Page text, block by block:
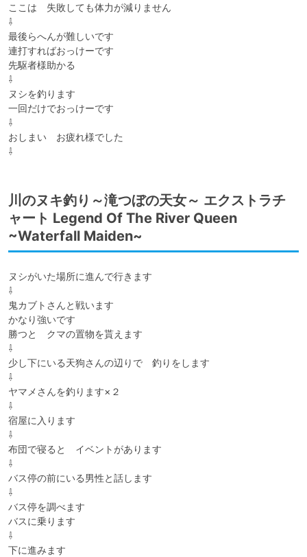
ここは　失敗しても体力が減りません
⇩
最後らへんが難しいです
連打すればおっけーです
先駆者様助かる
⇩
ヌシを釣ります
一回だけでおっけーです
⇩
おしまい　お疲れ様でした
⇩
川のヌキ釣り～滝つぼの天女～ エクストラチ
ャート Legend Of The River Queen
~Waterfall Maiden~
ヌシがいた場所に進んで行きます
⇩
鬼カブトさんと戦います
かなり強いです
勝つと　クマの置物を貰えます
⇩
少し下にいる天狗さんの辺りで　釣りをします
⇩
ヤマメさんを釣ります×２
⇩
宿屋に入ります
⇩
布団で寝ると　イベントがあります
⇩
バス停の前にいる男性と話します
⇩
バス停を調べます
バスに乗ります
⇩
下に進みます